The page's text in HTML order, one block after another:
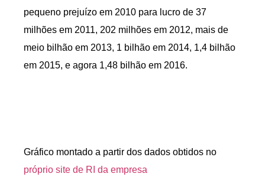
pequeno prejuízo em 2010 para lucro de 37
milhões em 2011, 202 milhões em 2012, mais de
meio bilhão em 2013, 1 bilhão em 2014, 1,4 bilhão
em 2015, e agora 1,48 bilhão em 2016.
Gráfico montado a partir dos dados obtidos no
próprio site de RI da empresa